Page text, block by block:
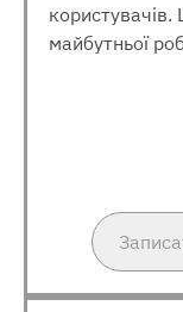
майбутньої